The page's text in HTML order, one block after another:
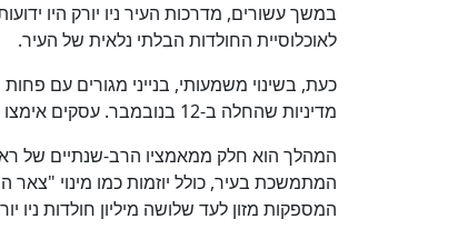
במשך עשורים, מדרכות העיר ניו יורק היו
לאוכלוסיית החולדות הבלתי נלאית של העיר.
מדיניות שהחלה ב-12 בנובמבר. עסקים אימצו אמצעים דומים מוקדם יותר השנה.
המהלך הוא חלק ממאמציו הרב-שנתיים של
המתמשכת בעיר, כולל יוזמות כמו מינוי
המספקות מזון לעד שלושה מיליון חולדות ניו